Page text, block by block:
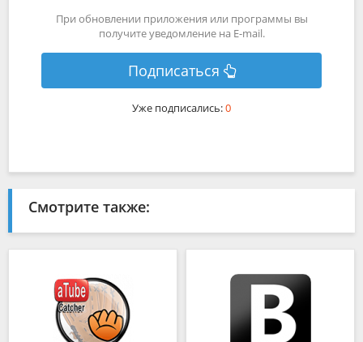
При обновлении приложения или программы вы
получите уведомление на E-mail.
Подписаться
Уже подписались:0
Смотрите также: